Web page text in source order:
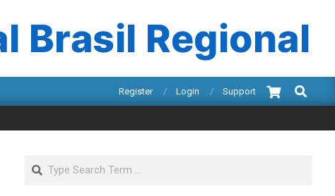
Brasil Regional
Register Login Support
Search
Search